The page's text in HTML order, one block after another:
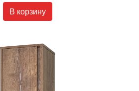
В корзину